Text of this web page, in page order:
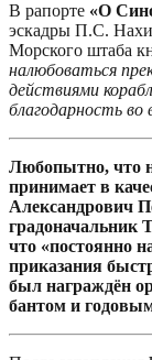
В рапорте «О
эскадры П.С.
Морского штаба
налюбоваться
действиями
благодарность
Любопытно, что
принимает в
Александрович
градоначальник
что «постоянно
приказания
был награждён
бантом и